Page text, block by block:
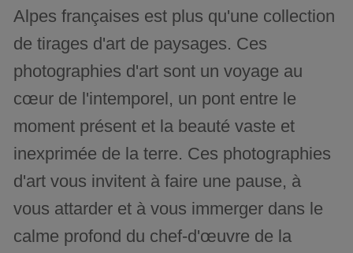
Alpes françaises est plus qu'une collection
de tirages d'art de paysages. Ces
photographies d'art sont un voyage au
cœur de l'intemporel, un pont entre le
moment présent et la beauté vaste et
inexprimée de la terre. Ces photographies
d'art vous invitent à faire une pause, à
vous attarder et à vous immerger dans le
calme profond du chef-d'œuvre de la